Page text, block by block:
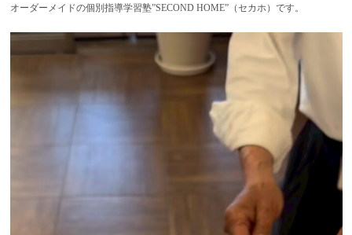
オーダーメイドの個別指導学習塾”SECOND HOME”（セカホ）です。